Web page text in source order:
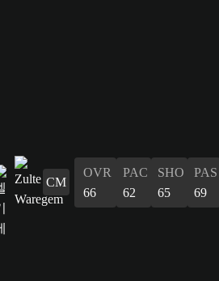
CM
OVR
66
PAC
62
SHO
65
PAS
69